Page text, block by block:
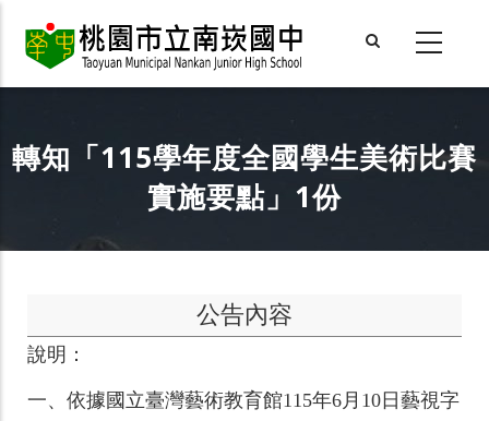
轉知「115學年度全國學生美術比賽
實施要點」1份
公告內容
說明：
一、 依據國立臺灣藝術教育館115年6月10日藝視字